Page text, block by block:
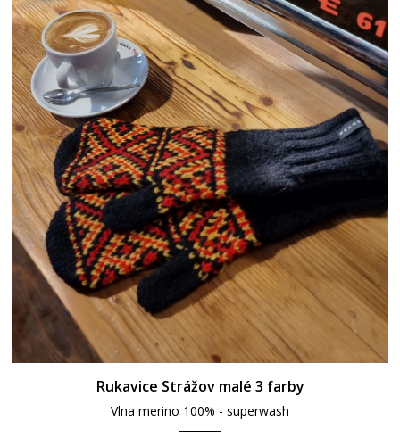
Rukavice Strážov malé 3 farby
Vlna merino 100% - superwash